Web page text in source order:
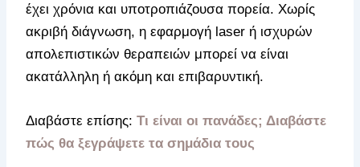
έχει χρόνια και υποτροπιάζουσα πορεία. Χωρίς
ακριβή διάγνωση, η εφαρμογή laser ή ισχυρών
απολεπιστικών θεραπειών μπορεί να είναι
ακατάλληλη ή ακόμη και επιβαρυντική.
Διαβάστε επίσης:Τι είναι οι πανάδες; Διαβάστε
πώς θα ξεγράψετε τα σημάδια τους